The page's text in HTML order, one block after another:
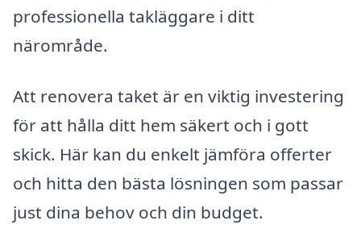
professionella takläggare i ditt
närområde.
Att renovera taket är en viktig investering
för att hålla ditt hem säkert och i gott
skick. Här kan du enkelt jämföra offerter
och hitta den bästa lösningen som passar
just dina behov och din budget.